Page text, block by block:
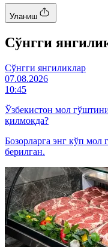
Уланиш
Cўнгги
Cўнгги янгиликлар
07.08.2026
10:45
Ўзбекистон мол
қилмоқда?
Бозорларга энг кўп мол
берилган.